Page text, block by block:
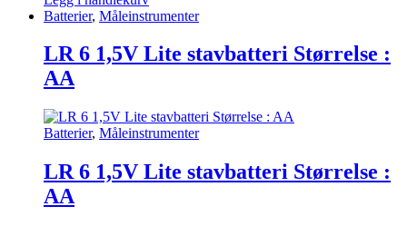
Batterier, Måleinstrumenter
LR 6 1,5V Lite stavbatteri Størrelse :
AA
Batterier, Måleinstrumenter
LR 6 1,5V Lite stavbatteri Størrelse :
AA